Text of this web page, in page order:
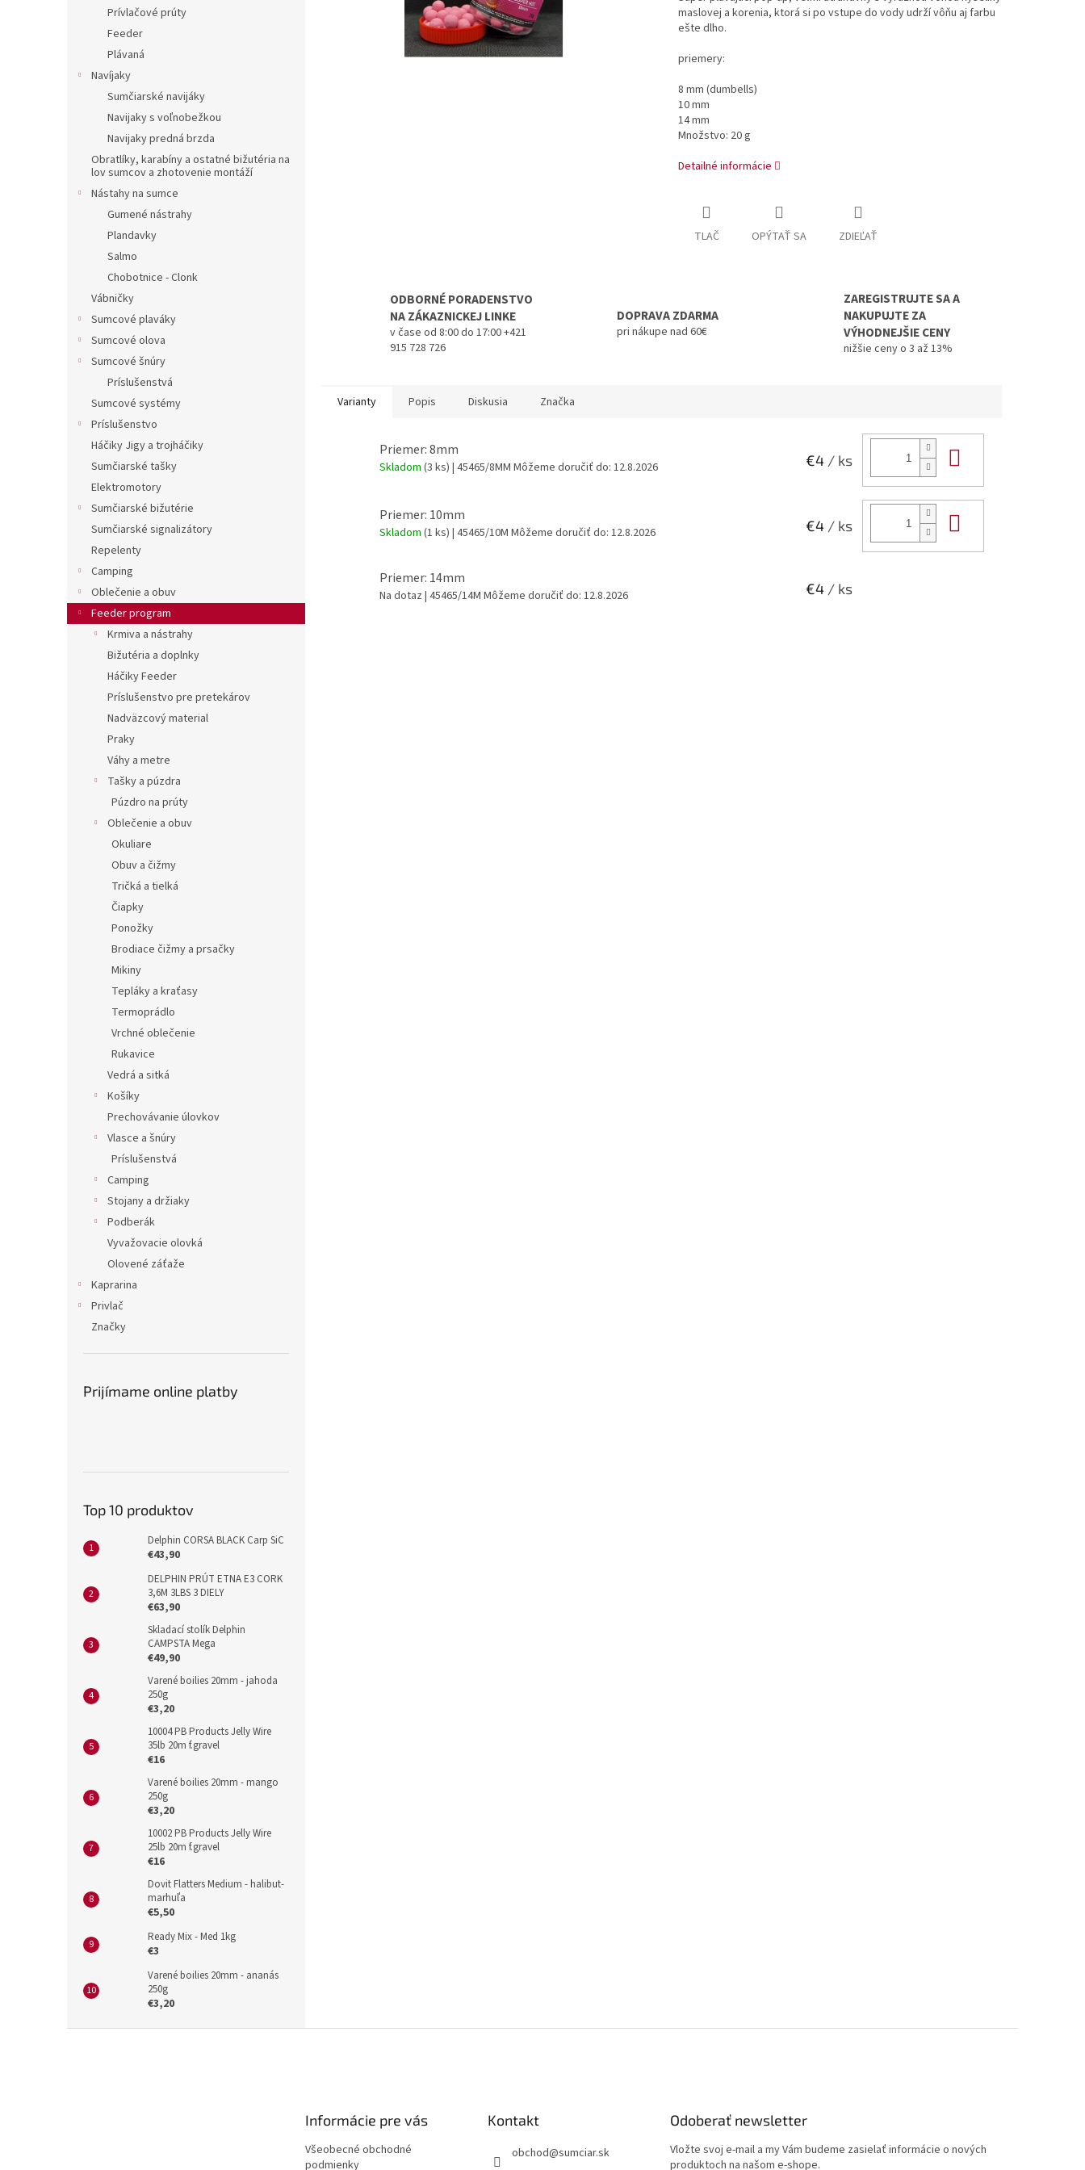
Prívlačové prúty
Feeder
Plávaná
Navíjaky
Sumčiarské navijáky
Navijaky s voľnobežkou
Navijaky predná brzda
Obratlíky, karabíny a ostatné bižutéria na
lov sumcov a zhotovenie montáží
Nástahy na sumce
Gumené nástrahy
Plandavky
Salmo
Chobotnice - Clonk
Vábničky
Sumcové plaváky
Sumcové olova
Sumcové šnúry
Príslušenstvá
Sumcové systémy
Príslušenstvo
Háčiky Jigy a trojháčiky
Sumčiarské tašky
Elektromotory
Sumčiarské bižutérie
Sumčiarské signalizátory
Repelenty
Camping
Oblečenie a obuv
Feeder program
Krmiva a nástrahy
Bižutéria a doplnky
Háčiky Feeder
Príslušenstvo pre pretekárov
Nadväzcový material
Praky
Váhy a metre
Tašky a púzdra
Púzdro na prúty
Oblečenie a obuv
Okuliare
Obuv a čižmy
Tričká a tielká
Čiapky
Ponožky
Brodiace čižmy a prsačky
Mikiny
Tepláky a kraťasy
Termoprádlo
Vrchné oblečenie
Rukavice
Vedrá a sitká
Košíky
Prechovávanie úlovkov
Vlasce a šnúry
Príslušenstvá
Camping
Stojany a držiaky
Podberák
Vyvažovacie olovká
Olovené záťaže
Kaprarina
Privlač
Značky
Prijímame online platby
Top 10 produktov
Delphin CORSA BLACK Carp SiC
€43,90
DELPHIN PRÚT ETNA E3 CORK
3,6M 3LBS 3 DIELY
€63,90
Skladací stolík Delphin
CAMPSTA Mega
€49,90
Varené boilies 20mm - jahoda
250g
€3,20
10004 PB Products Jelly Wire
35lb 20m f.gravel
€16
Varené boilies 20mm - mango
250g
€3,20
10002 PB Products Jelly Wire
25lb 20m f.gravel
€16
Dovit Flatters Medium - halibut-
marhuľa
€5,50
Ready Mix - Med 1kg
€3
Varené boilies 20mm - ananás
250g
€3,20
maslovej a korenia, ktorá si po vstupe do vody udrží vôňu aj farbu
ešte dlho.
priemery:
8 mm (dumbells)
10 mm
14 mm
Množstvo: 20 g
Detailné informácie
TLAČ OPÝTAŤ SA ZDIEĽAŤ
ODBORNÉ PORADENSTVO
NA ZÁKAZNICKEJ LINKE
v čase od 8:00 do 17:00 +421
915 728 726
DOPRAVA ZDARMA
pri nákupe nad 60€
ZAREGISTRUJTE SA A
NAKUPUJTE ZA
VÝHODNEJŠIE CENY
nižšie ceny o 3 až 13%
Varianty Popis Diskusia Značka
Priemer: 8mm
Skladom (3 ks) | 45465/8MM Môžeme doručiť do: 12.8.2026 €4 / ks
Priemer: 10mm
Skladom (1 ks) | 45465/10M Môžeme doručiť do: 12.8.2026 €4 / ks
Priemer: 14mm
Na dotaz | 45465/14M Môžeme doručiť do: 12.8.2026 €4 / ks
Informácie pre vás
Všeobecné obchodné
podmienky
Kontakt
obchod@sumciar.sk
Odoberať newsletter
Vložte svoj e-mail a my Vám budeme zasielať informácie o nových
produktoch na našom e-shope.